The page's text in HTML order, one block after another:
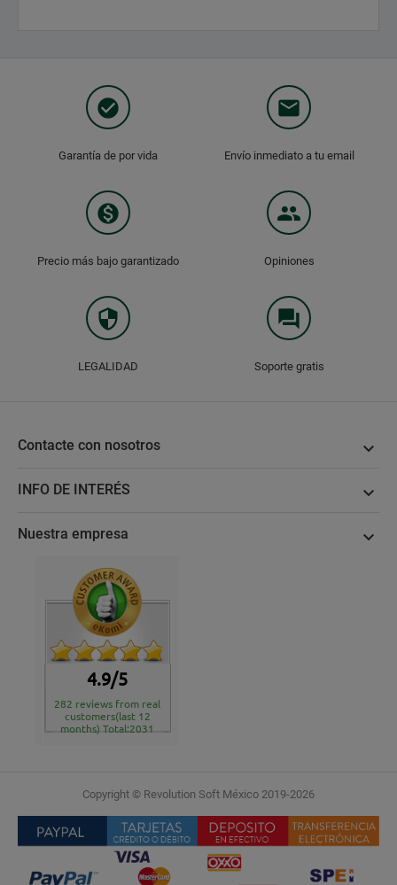
check_circle
Garantía de por vida
email
Envío inmediato a tu email
monetization_on
Precio más bajo garantizado
group
Opiniones
security
LEGALIDAD
question_answer
Soporte gratis
Contacte con nosotros 
INFO DE INTERÉS 
Nuestra empresa 
4.9/5
282 reviews from real
customers(last 12
months) Total:2031
Copyright © Revolution Soft México 2019-2026